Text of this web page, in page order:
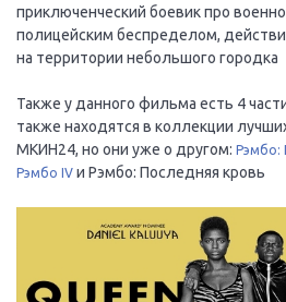
приключенческий боевик про
полицейским беспределом,
на территории небольшого городка
Также у данного фильма есть 4
также находятся в коллекции
МКИН24, но они уже о другом: Рэмбо:
Рэмбо IV и Рэмбо: Последняя кровь